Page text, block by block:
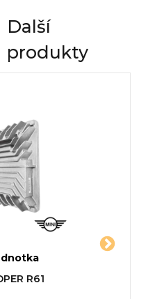
Další
produkty
R61
CLS
(X218)